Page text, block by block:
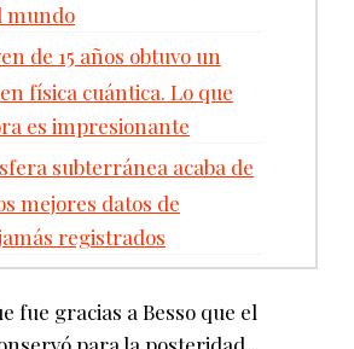
mundo
de 15 años obtuvo un
física cuántica. Lo que
es impresionante
subterránea acaba de
mejores datos de
registrados
fue gracias a Besso que el